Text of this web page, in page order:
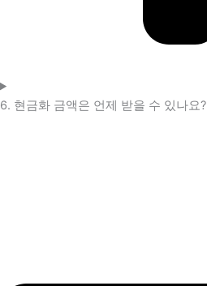
6. 현금화 금액은 언제 받을 수 있나요?